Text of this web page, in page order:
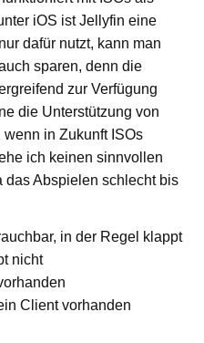
iOS ist Jellyfin eine
dafür nutzt, kann man
sparen, denn die
zur Verfügung
die Unterstützung von
in Zukunft ISOs
ich keinen sinnvollen
das Abspielen schlecht bis
in der Regel klappt
nicht
Client vorhanden